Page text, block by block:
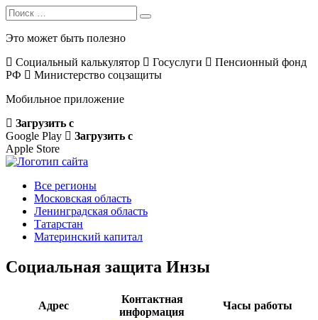
Search
for:
Search
Это может быть полезно
Социальный калькулятор
Госуслуги
Пенсионный фонд
РФ
Министерство соцзащиты
Мобильное приложение
Загрузить с
Google Play
Загрузить с
Apple Store
Все регионы
Московская область
Ленинградская область
Татарстан
Материнский капитал
Социальная защита Инзы
Адрес
Контактная
информация
Часы работы